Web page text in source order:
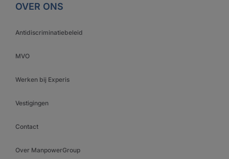
OVER ONS
Antidiscriminatiebeleid
MVO
Werken bij Experis
Vestigingen
Contact
Over ManpowerGroup